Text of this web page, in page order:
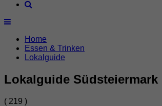
Home
Essen & Trinken
Lokalguide
Lokalguide Südsteiermark
( 219 )